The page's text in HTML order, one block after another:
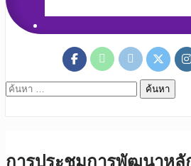
ค้นหา
การประชุมการพัฒนาห